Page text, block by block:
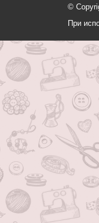
©
При